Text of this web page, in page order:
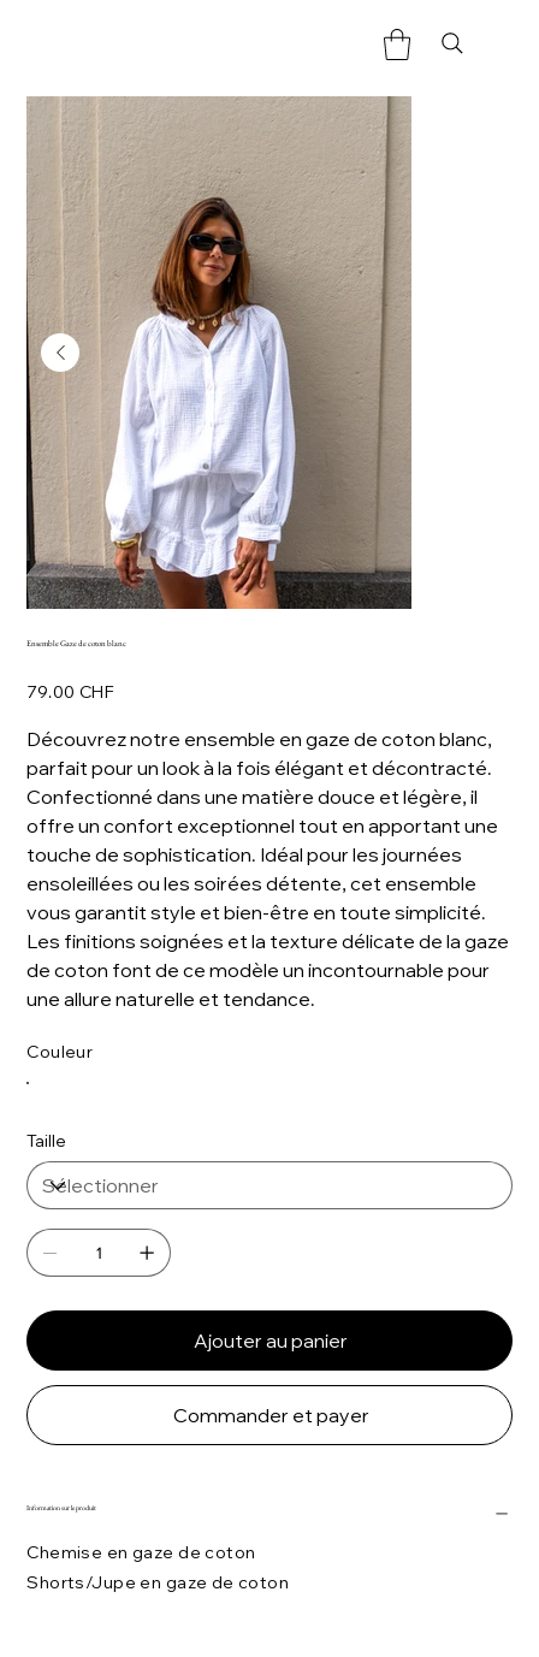
Ensemble Gaze de coton blanc
79.00 CHF
Découvrez notre ensemble en gaze de coton blanc,
parfait pour un look à la fois élégant et décontracté.
Confectionné dans une matière douce et légère, il
offre un confort exceptionnel tout en apportant une
touche de sophistication. Idéal pour les journées
ensoleillées ou les soirées détente, cet ensemble
vous garantit style et bien-être en toute simplicité.
Les finitions soignées et la texture délicate de la gaze
de coton font de ce modèle un incontournable pour
une allure naturelle et tendance.
Couleur
Taille
Ajouter au panier
Commander et payer
Information sur le produit
Chemise en gaze de coton
Shorts/Jupe en gaze de coton